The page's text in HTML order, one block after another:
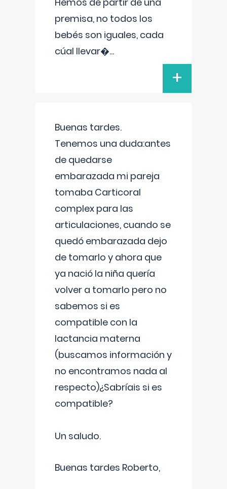
premisa, no todos los
bebés son iguales, cada
cúal llevar�...
+
Buenas tardes.
Tenemos una duda:antes
de quedarse
embarazada mi pareja
tomaba Carticoral
complex para las
articulaciones, cuando se
quedó embarazada dejo
de tomarlo y ahora que
ya nació la niña quería
volver a tomarlo pero no
sabemos si es
compatible con la
lactancia materna
(buscamos información y
no encontramos nada al
respecto)¿Sabríais si es
compatible?
Un saludo.
Buenas tardes Roberto,